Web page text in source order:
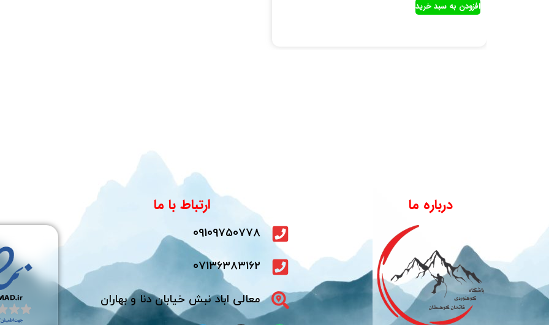
افزودن به سبد خرید
درباره ما ارتباط با ما
09109750778
07136383162
معالی اباد نبش خیابان دنا و بهاران